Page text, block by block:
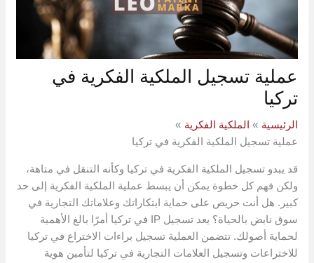
عملية تسجيل الملكية الفكرية في
تركيا
الرئيسية
الملكية الفكرية
عملية تسجيل الملكية الفكرية في تركيا
قد يبدو تسجيل الملكية الفكرية في تركيا وكأنه التنقل في متاهة،
ولكن فهم كل خطوة يمكن أن يبسط عملية الملكية الفكرية إلى حد
كبير. هل أنت حريص على حماية ابتكاراتك وعلاماتك التجارية في
سوق نابض بالحياة؟ يعد تسجيل IP في تركيا أمرًا بالغ الأهمية
لحماية أصولك. تتضمن العملية تسجيل براءات الاختراع في تركيا
للاختراعات وتسجيل العلامات التجارية في تركيا لتأمين هوية